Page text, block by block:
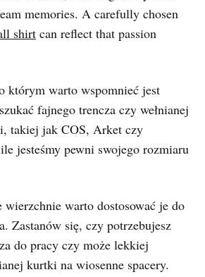
memories. A carefully chosen
shirt can reflect that passion
którym warto wspomnieć jest
fajnego trencza czy wełnianej
takiej jak COS, Arket czy
jesteśmy pewni swojego rozmiaru
warto dostosować je do
Zastanów się, czy potrzebujesz
do pracy czy może lekkiej
kurtki na wiosenne spacery.